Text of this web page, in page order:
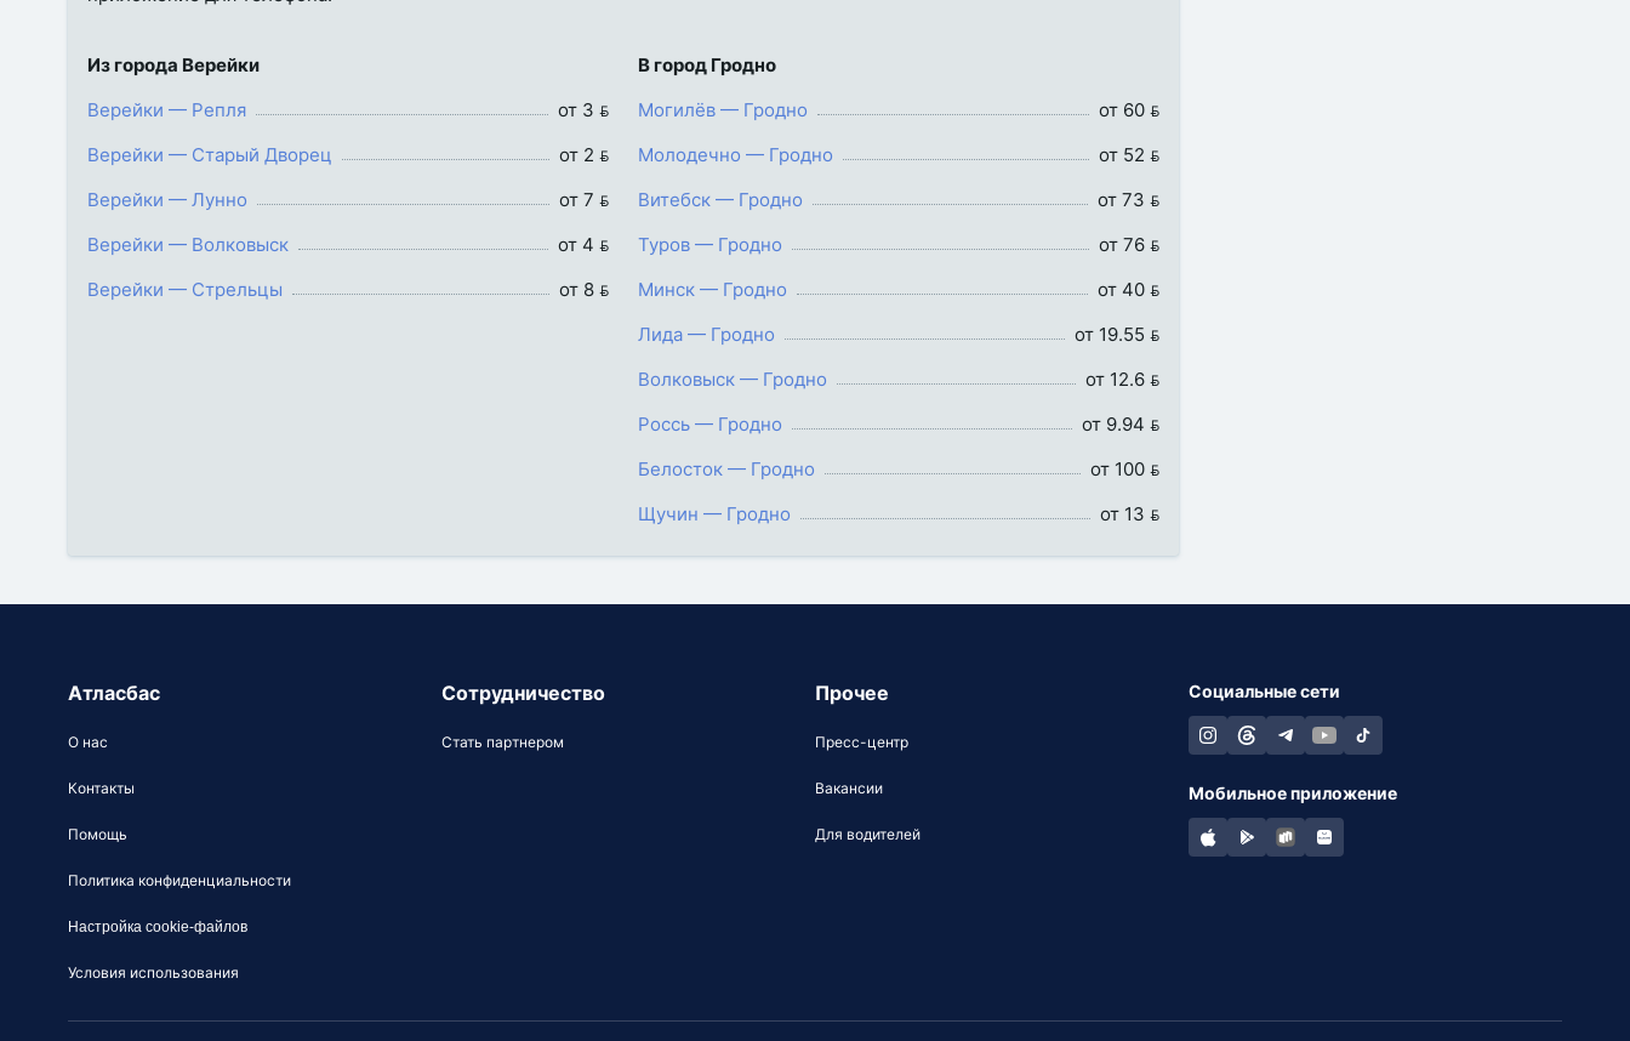
Из города Верейки
Верейки — Репля
от 3 
Верейки — Старый Дворец
от 2 
Верейки — Лунно
от 7 
Верейки — Волковыск
от 4 
Верейки — Стрельцы
от 8 
В город Гродно
Могилёв — Гродно
от 60 
Молодечно — Гродно
от 52 
Витебск — Гродно
от 73 
Туров — Гродно
от 76 
Минск — Гродно
от 40 
Лида — Гродно
от 19.55 
Волковыск — Гродно
от 12.6 
Россь — Гродно
от 9.94 
Белосток — Гродно
от 100 
Щучин — Гродно
от 13 
Атласбас
О нас
Контакты
Помощь
Политика конфиденциальности
Настройка cookie-файлов
Условия использования
Сотрудничество
Стать партнером
Прочее
Пресс-центр
Вакансии
Для водителей
Социальные сети
Мобильное приложение